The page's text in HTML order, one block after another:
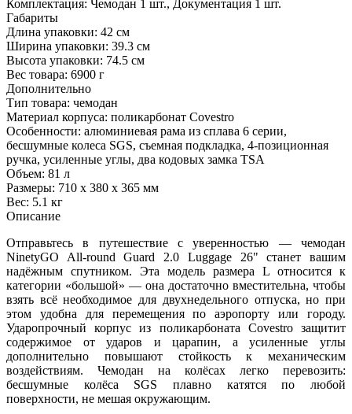
Комплектация: Чемодан 1 шт., Документация 1 шт.
Габариты
Длина упаковки: 42 см
Ширина упаковки: 39.3 см
Высота упаковки: 74.5 см
Вес товара: 6900 г
Дополнительно
Тип товара: чемодан
Материал корпуса: поликарбонат Covestro
Особенности: алюминиевая рама из сплава 6 серии,
бесшумные колеса SGS, съемная подкладка, 4-позиционная
ручка, усиленные углы, два кодовых замка TSA
Объем: 81 л
Размеры: 710 х 380 х 365 мм
Вес: 5.1 кг
Описание
Отправьтесь в путешествие с уверенностью — чемодан
NinetyGO All‑round Guard 2.0 Luggage 26" станет вашим
надёжным спутником. Эта модель размера L относится к
категории «большой» — она достаточно вместительна, чтобы
взять всё необходимое для двухнедельного отпуска, но при
этом удобна для перемещения по аэропорту или городу.
Ударопрочный корпус из поликарбоната Covestro защитит
содержимое от ударов и царапин, а усиленные углы
дополнительно повышают стойкость к механическим
воздействиям. Чемодан на колёсах легко перевозить:
бесшумные колёса SGS плавно катятся по любой
поверхности, не мешая окружающим.